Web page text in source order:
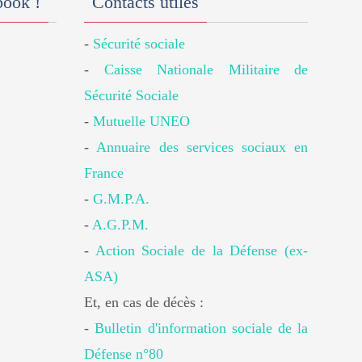
- Sécurité sociale
- Caisse Nationale Militaire de
Sécurité Sociale
-Mutuelle UNEO
-Annuaire des services sociaux en
France
-G.M.P.A.
-A.G.P.M.
- Action Sociale de la Défense (ex-
ASA)
Et, en cas de décès :
-Bulletin d'information sociale de la
Défense n°80